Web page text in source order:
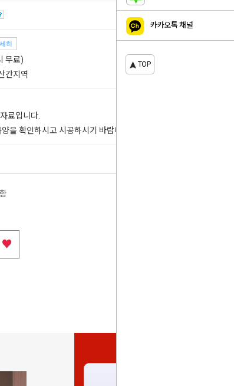
카카오톡 채널
TOP
히
무료)
간지역
료입니다.
을 확인하시고 시공하시기 바랍니다.
♥